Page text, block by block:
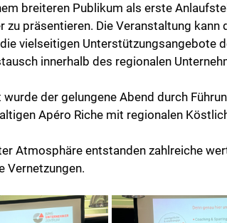
breiteren Publikum als erste
zu präsentieren. Die Veranstaltung
vielseitigen Unterstützungsangebote
innerhalb des regionalen
der gelungene Abend durch
Apéro Riche mit regionalen
Atmosphäre entstanden zahlreiche
Vernetzungen.